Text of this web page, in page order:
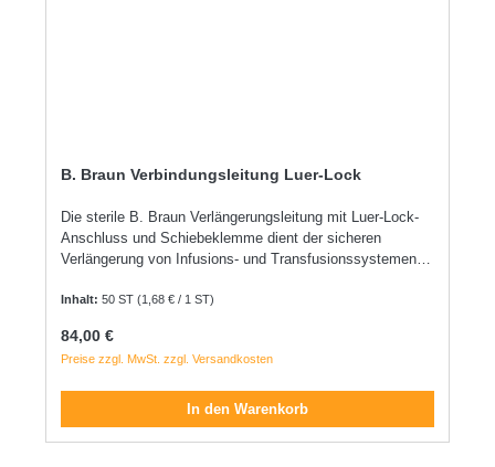
B. Braun Verbindungsleitung Luer-Lock
Die sterile B. Braun Verlängerungsleitung mit Luer-Lock-
Anschluss und Schiebeklemme dient der sicheren
Verlängerung von Infusions- und Transfusionssystemen.
und überzeugt durch ein minimales Restvolumen, ideal für
Restfüllmenge von 0,4 ml verbleibt
Inhalt: 50 ST (1,68 € / 1 ST)
Regulärer Preis:
84,00 €
Preise zzgl. MwSt. zzgl. Versandkosten
In den Warenkorb